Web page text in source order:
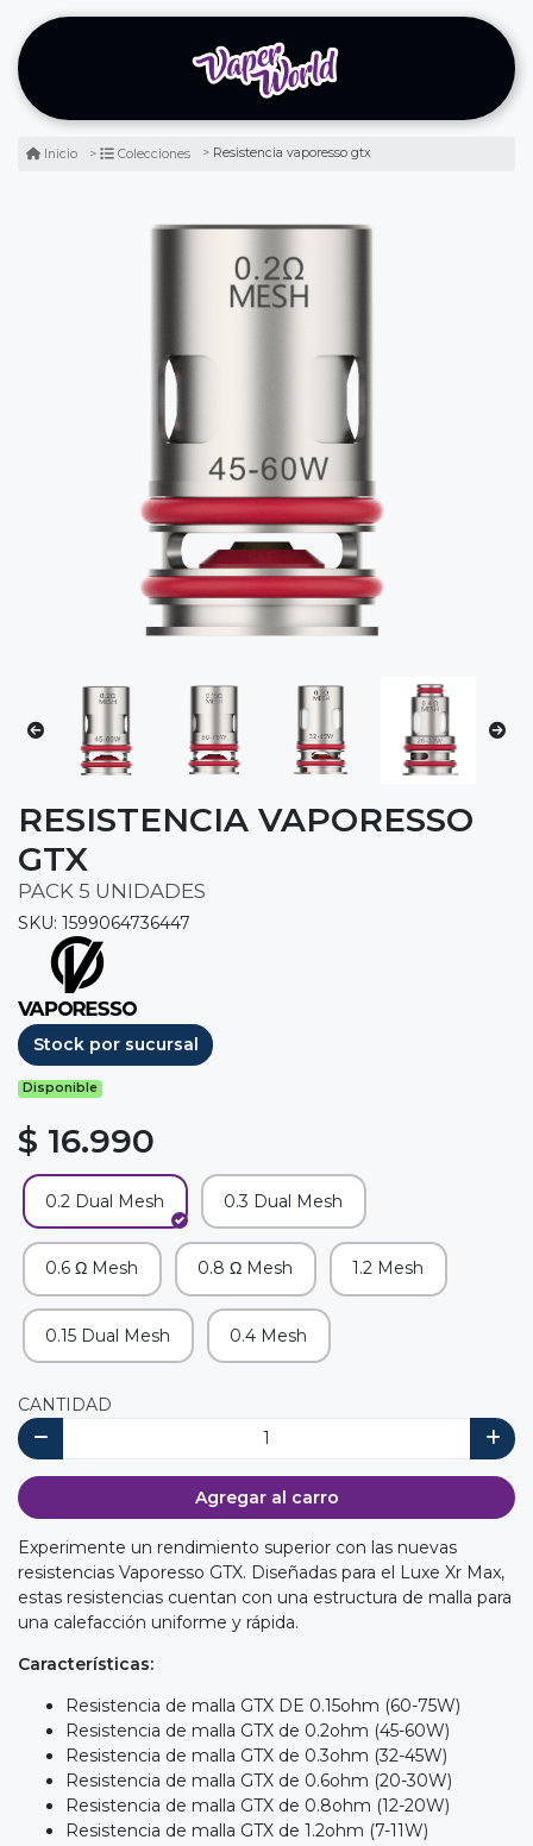
Inicio Colecciones Resistencia vaporesso gtx
RESISTENCIA VAPORESSO
GTX
PACK 5 UNIDADES
SKU: 1599064736447
Stock por sucursal
Disponible
$ 16.990
0.2 Dual Mesh 0.3 Dual Mesh
0.6 Ω Mesh 0.8 Ω Mesh 1.2 Mesh
0.15 Dual Mesh 0.4 Mesh
CANTIDAD
Agregar al carro
Experimente un rendimiento superior con las nuevas
resistencias Vaporesso GTX. Diseñadas para el Luxe Xr Max,
estas resistencias cuentan con una estructura de malla para
una calefacción uniforme y rápida.
Características:
Resistencia de malla GTX DE 0.15ohm (60-75W)
Resistencia de malla GTX de 0.2ohm (45-60W)
Resistencia de malla GTX de 0.3ohm (32-45W)
Resistencia de malla GTX de 0.6ohm (20-30W)
Resistencia de malla GTX de 0.8ohm (12-20W)
Resistencia de malla GTX de 1.2ohm (7-11W)